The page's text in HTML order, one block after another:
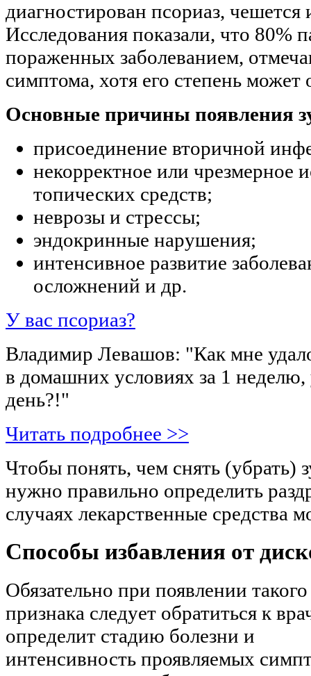
диагностирован псориаз, чешется
Исследования показали, что 80%
пораженных заболеванием,
симптома, хотя его степень может
Основные причины появления
присоединение вторичной
некорректное или чрезмерное
топических средств;
неврозы и стрессы;
эндокринные нарушения;
интенсивное развитие
осложнений и др.
У вас псориаз?
Владимир Левашов: "Как мне
в домашних условиях за 1
день?!"
Читать подробнее >>
Чтобы понять, чем снять (убрать)
нужно правильно определить
случаях лекарственные средства
Способы избавления от
Обязательно при появлении такого
признака следует обратиться к
определит стадию болезни и
интенсивность проявляемых